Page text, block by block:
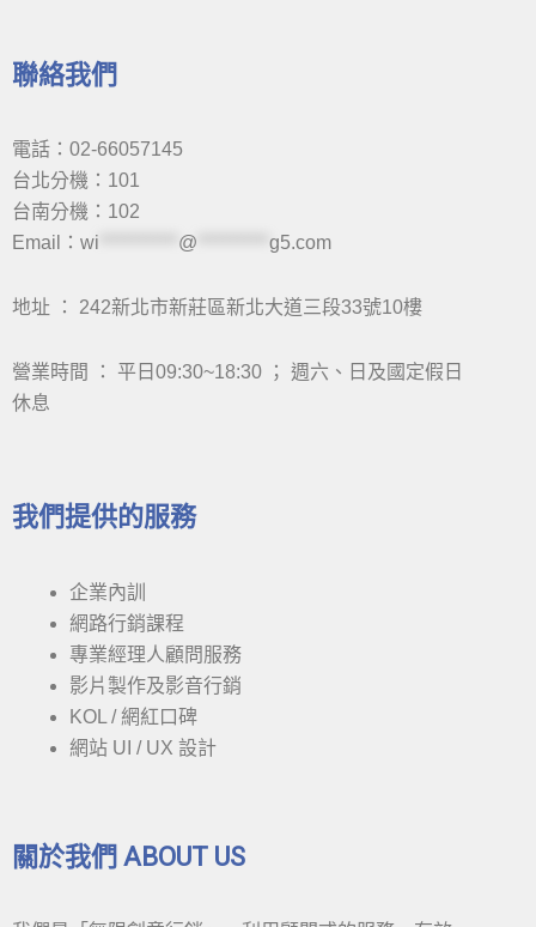
聯絡我們
電話：02-66057145
台北分機：101
台南分機：102
Email： wi @ g5.com
地址 ： 242新北市新莊區新北大道三段33號10樓
營業時間 ： 平日09:30~18:30 ； 週六、日及國定假日
休息
我們提供的服務
企業內訓
網路行銷課程
專業經理人顧問服務
影片製作及影音行銷
KOL / 網紅口碑
網站 UI / UX 設計
關於我們 ABOUT US